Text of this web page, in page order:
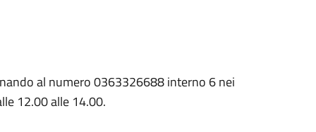
al numero 0363326688 interno 6 nei
12.00 alle 14.00.